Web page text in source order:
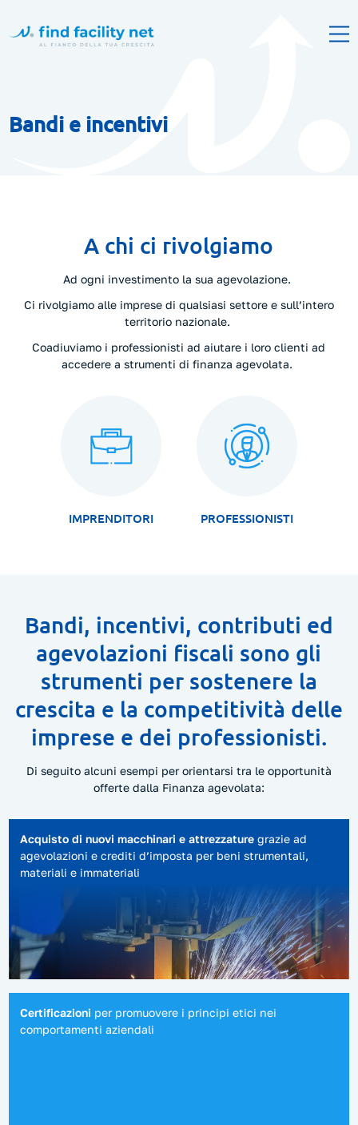
Bandi e incentivi
A chi ci rivolgiamo
Ad ogni investimento la sua agevolazione.
Ci rivolgiamo alle imprese di qualsiasi settore e sull’intero
territorio nazionale.
Coadiuviamo i professionisti ad aiutare i loro clienti ad
accedere a strumenti di finanza agevolata.
IMPRENDITORI PROFESSIONISTI
Bandi, incentivi, contributi ed
agevolazioni fiscali sono gli
strumenti per sostenere la
crescita e la competitività delle
imprese e dei professionisti.
Di seguito alcuni esempi per orientarsi tra le opportunità
offerte dalla Finanza agevolata:
Acquisto di nuovi macchinari e attrezzaturegrazie ad
agevolazioni e crediti d’imposta per beni strumentali,
materiali e immateriali
Certificazioni per promuovere i principi etici nei
comportamenti aziendali